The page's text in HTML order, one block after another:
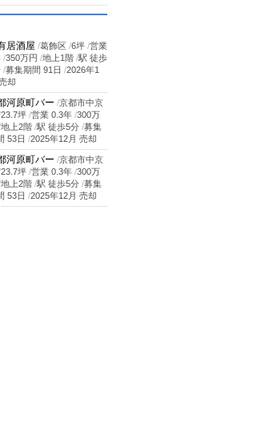
居酒屋 /葛飾区 /6坪 /営業
/350万円 /地上1階 /駅 徒歩
/募集期間 91日 /2026年1
却
河原町バー /京都市中京
23.7坪 /営業 0.3年 /300万
地上2階 /駅 徒歩5分 /募集
53日 /2025年12月 売却
河原町バー /京都市中京
23.7坪 /営業 0.3年 /300万
地上2階 /駅 徒歩5分 /募集
53日 /2025年12月 売却